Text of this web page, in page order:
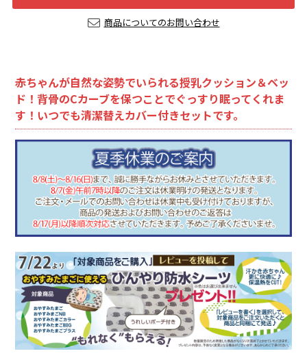
商品についてのお問い合わせ
赤ちゃんが自然な姿勢でいられる授乳クッション＆ベッ
ド！背骨のCカーブを保つことでぐっすり眠ってくれま
す！いつでも清潔替えカバー付きセットです。